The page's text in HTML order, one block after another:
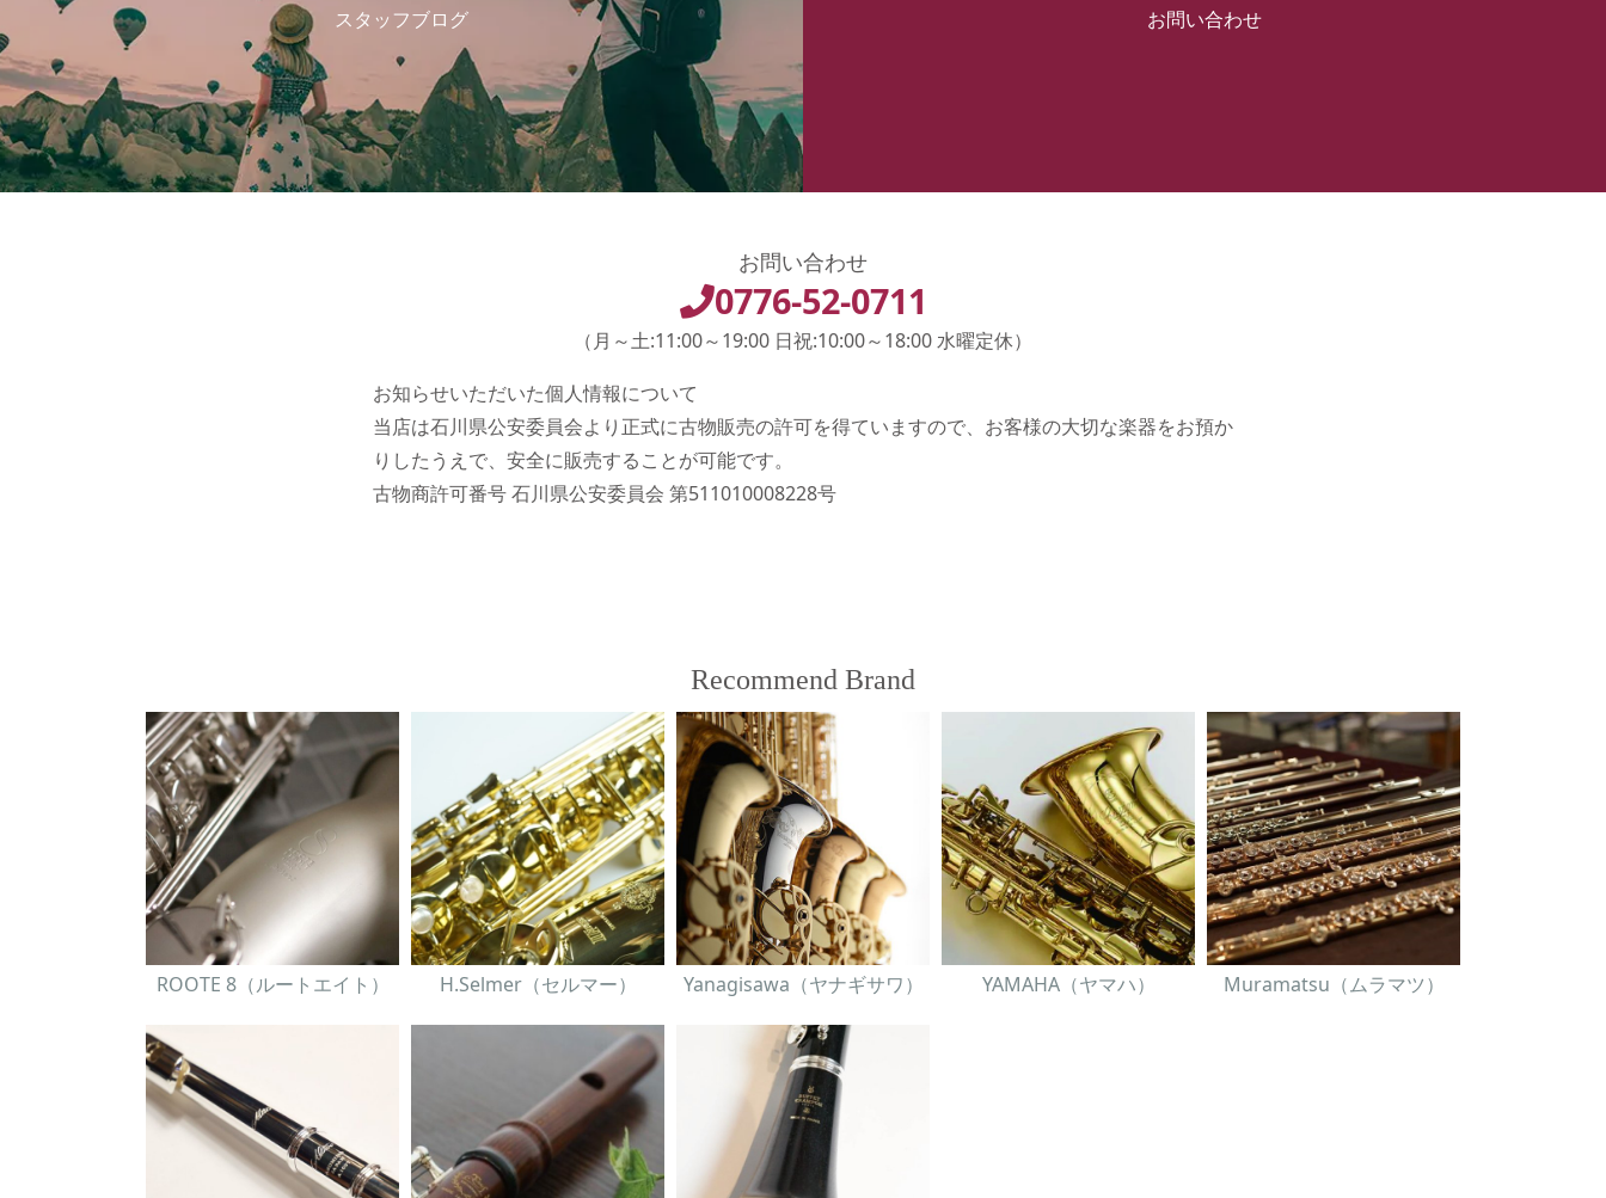
スタッフブログ お問い合わせ
お問い合わせ
0776-52-0711
（月～土:11:00～19:00 日祝:10:00～18:00 水曜定休）
お知らせいただいた個人情報について
当店は石川県公安委員会より正式に古物販売の許可を得ていますので、お客様の大切な楽器をお預か
りしたうえで、安全に販売することが可能です。
古物商許可番号 石川県公安委員会 第511010008228号
Recommend Brand
ROOTE 8（ルートエイト） H.Selmer（セルマー） Yanagisawa（ヤナギサワ） YAMAHA（ヤマハ） Muramatsu（ムラマツ）